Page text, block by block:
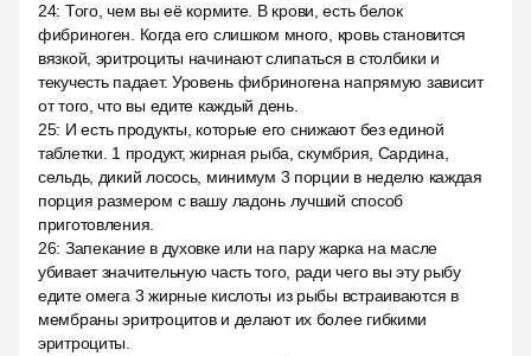
24: Того, чем вы её кормите. В крови, есть белок
фибриноген. Когда его слишком много, кровь становится
вязкой, эритроциты начинают слипаться в столбики и
текучесть падает. Уровень фибриногена напрямую зависит
от того, что вы едите каждый день.
25: И есть продукты, которые его снижают без единой
таблетки. 1 продукт, жирная рыба, скумбрия, Сардина,
сельдь, дикий лосось, минимум 3 порции в неделю каждая
порция размером с вашу ладонь лучший способ
приготовления.
26: Запекание в духовке или на пару жарка на масле
убивает значительную часть того, ради чего вы эту рыбу
едите омега 3 жирные кислоты из рыбы встраиваются в
мембраны эритроцитов и делают их более гибкими
эритроциты.